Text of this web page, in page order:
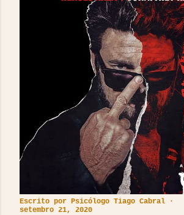
Escrito por Psicólogo Tiago Cabral
setembro 21, 2020